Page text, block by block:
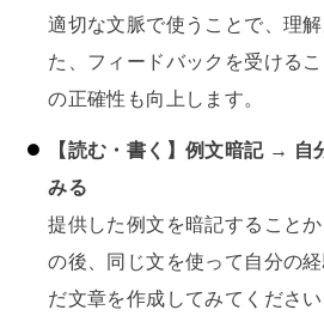
適切な文脈で使うことで、理
た、フィードバックを受ける
の正確性も向上します。
【読む・書く】例文暗記 → 自
みる
提供した例文を暗記すること
の後、同じ文を使って自分の
だ文章を作成してみてくださ